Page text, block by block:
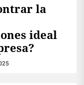
la
ideal